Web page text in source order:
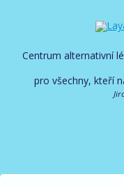
Centrum alternativní
pro všechny, kteří